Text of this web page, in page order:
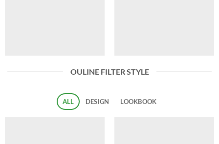
OULINE FILTER STYLE
ALL DESIGN LOOKBOOK